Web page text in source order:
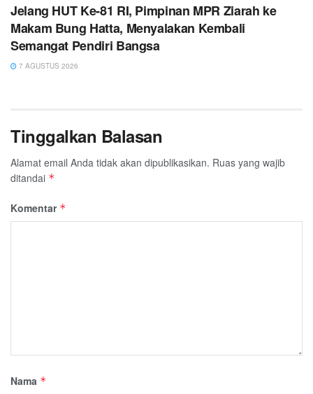
Jelang HUT Ke-81 RI, Pimpinan MPR Ziarah ke
Makam Bung Hatta, Menyalakan Kembali
Semangat Pendiri Bangsa
7 AGUSTUS 2026
Tinggalkan Balasan
Alamat email Anda tidak akan dipublikasikan. Ruas yang wajib
ditandai *
Komentar *
Nama *